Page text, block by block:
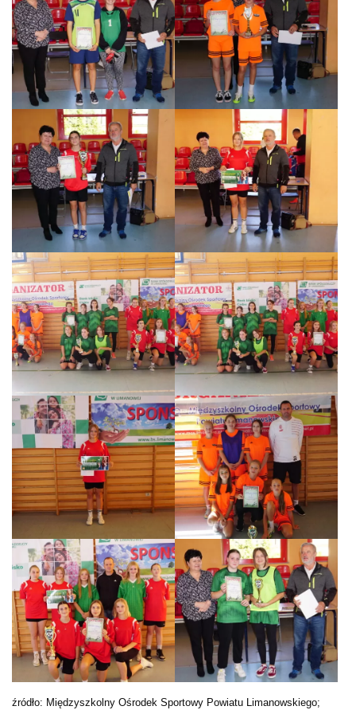
źródło: Międzyszkolny Ośrodek Sportowy Powiatu Limanowskiego;